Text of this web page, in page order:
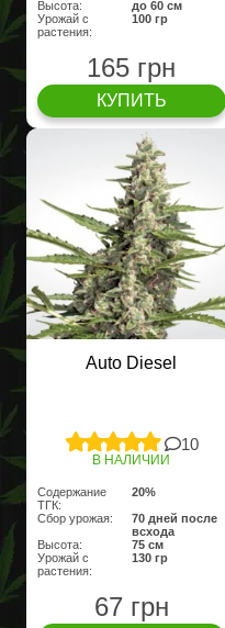
Высота:
до 60 см
Урожай с
растения:
100 гр
165 грн
КУПИТЬ
Auto Diesel
10
В НАЛИЧИИ
Содержание
ТГК:
20%
Сбор урожая:
70 дней после
всхода
Высота:
75 см
Урожай с
растения:
130 гр
67 грн